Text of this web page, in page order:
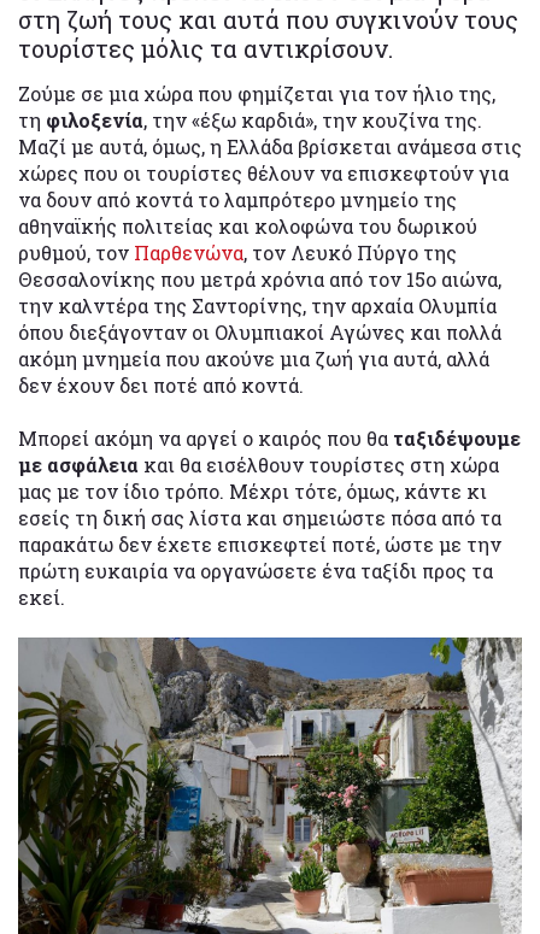
στη ζωή τους και αυτά που συγκινούν τους
τουρίστες μόλις τα αντικρίσουν.
Ζούμε σε μια χώρα που φημίζεται για τον ήλιο της,
τη φιλοξενία, την «έξω καρδιά», την κουζίνα της.
Μαζί με αυτά, όμως, η Ελλάδα βρίσκεται ανάμεσα στις
χώρες που οι τουρίστες θέλουν να επισκεφτούν για
να δουν από κοντά το λαμπρότερο μνημείο της
αθηναϊκής πολιτείας και κολοφώνα του δωρικού
ρυθμού, τον Παρθενώνα, τον Λευκό Πύργο της
Θεσσαλονίκης που μετρά χρόνια από τον 15ο αιώνα,
την καλντέρα της Σαντορίνης, την αρχαία Ολυμπία
όπου διεξάγονταν οι Ολυμπιακοί Αγώνες και πολλά
ακόμη μνημεία που ακούνε μια ζωή για αυτά, αλλά
δεν έχουν δει ποτέ από κοντά.
Μπορεί ακόμη να αργεί ο καιρός που θα ταξιδέψουμε
με ασφάλεια και θα εισέλθουν τουρίστες στη χώρα
μας με τον ίδιο τρόπο. Μέχρι τότε, όμως, κάντε κι
εσείς τη δική σας λίστα και σημειώστε πόσα από τα
παρακάτω δεν έχετε επισκεφτεί ποτέ, ώστε με την
πρώτη ευκαιρία να οργανώσετε ένα ταξίδι προς τα
εκεί.